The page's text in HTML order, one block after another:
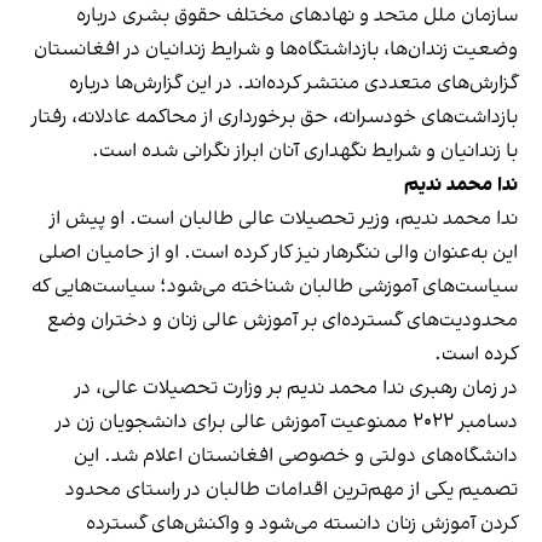
سازمان ملل متحد و نهادهای مختلف حقوق بشری درباره
وضعیت زندان‌ها، بازداشتگاه‌ها و شرایط زندانیان در افغانستان
گزارش‌های متعددی منتشر کرده‌اند. در این گزارش‌ها درباره
بازداشت‌های خودسرانه، حق برخورداری از محاکمه عادلانه، رفتار
با زندانیان و شرایط نگهداری آنان ابراز نگرانی شده است.
ندا محمد ندیم
ندا محمد ندیم، وزیر تحصیلات عالی طالبان است. او پیش از
این به‌عنوان والی ننگرهار نیز کار کرده است. او از حامیان اصلی
سیاست‌های آموزشی طالبان شناخته می‌شود؛ سیاست‌هایی که
محدودیت‌های گسترده‌ای بر آموزش عالی زنان و دختران وضع
کرده است.
در زمان رهبری ندا محمد ندیم بر وزارت تحصیلات عالی، در
دسامبر ۲۰۲۲ ممنوعیت آموزش عالی برای دانشجویان زن در
دانشگاه‌های دولتی و خصوصی افغانستان اعلام شد. این
تصمیم یکی از مهم‌ترین اقدامات طالبان در راستای محدود
کردن آموزش زنان دانسته می‌شود و واکنش‌های گسترده